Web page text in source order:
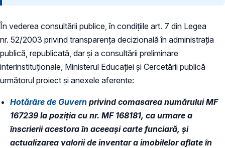
În vederea consultării publice, în condiţiile art. 7 din Legea
nr. 52/2003 privind transparenţa decizională în administraţia
publică, republicată, dar și a consultării preliminare
interinstituționale, Ministerul Educaţiei și Cercetării publică
următorul proiect și anexele aferente:
Hotărâre de Guvern privind comasarea numărului MF
167239 la poziția cu nr. MF 168181, ca urmare a
înscrierii acestora în aceeași carte funciară, și
actualizarea valorii de inventar a imobilelor aflate în